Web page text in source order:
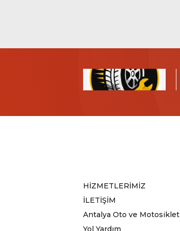
HİZMETLERİMİZ
İLETİŞİM
Antalya Oto ve
Yol Yardım